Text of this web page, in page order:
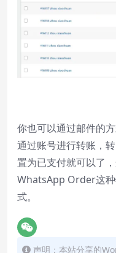
你也可以通过邮件的
通过账号进行转账，
置为已支付就可以了
WhatsApp Order这
式。
声明：本站分享的